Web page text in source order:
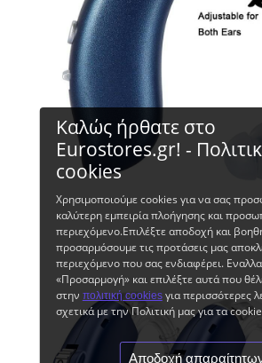
Καλώς ήρθατε στο
Eurostores.gr! -
cookies
Χρησιμοποιούμε cookies για να σας
καλύτερη εμπειρία πλοήγησης και
περιεχόμενο.Επιλέξτε αποδοχή και
προσαρμόσουμε τις προτάσεις μας
περιεχόμενο που σας ενδιαφέρει.
«Προσαρμογή» και επιλέξτε αυτά που
στην πολιτική cookiesγια περισσότερες
σχετικά με την Πολιτική μας για τα
Αποδοχή